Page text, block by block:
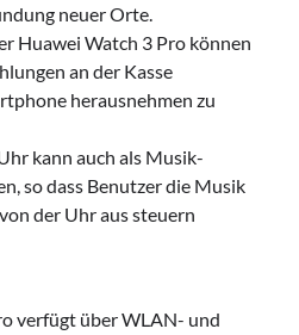
neuer Orte.
Huawei Watch 3 Pro können
an der Kasse
herausnehmen zu
kann auch als Musik-
so dass Benutzer die Musik
der Uhr aus steuern
verfügt über WLAN- und